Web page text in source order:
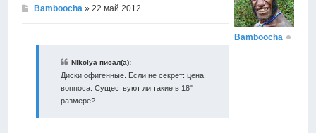
Bamboocha » 22 май 2012
Nikolya писал(а):
Диски офигенные. Если не секрет: цена
воппоса. Существуют ли такие в 18"
размере?
Bamboocha